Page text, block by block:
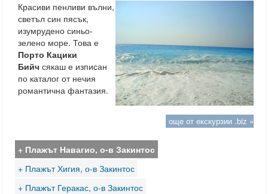
Красиви пенливи вълни,
светъл син пясък,
изумрудено синьо-
зелено море. Това е
Порто Кацики
Бийч сякаш е изписан
по каталог от нечия
романтична фантазия.
още от екскурзии .biz »
+ Плажът Навагио, о-в Закинтос
+ Плажът Хигия, о-в Закинтос
+ Плажът Геракас, о-в Закинтос